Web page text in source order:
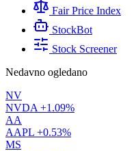
Fair Price Index
StockBot
Stock Screener
Nedavno ogledano
NV
NVDA +1.09%
AA
AAPL +0.53%
MS